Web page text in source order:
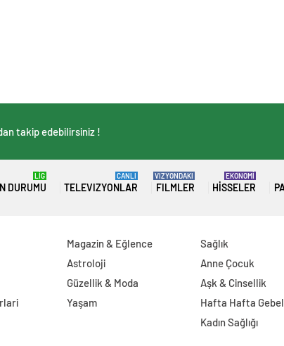
takip edebilirsiniz !
DURUMU
LİG
TELEVIZYONLAR
CANLI
FILMLER
VIZYONDAKI
HISSELER
EKONOMİ
Magazin & Eğlence
Astroloji
Güzellik & Moda
Yaşam
Sağlık
Anne Çocuk
Aşk & Cinsellik
Hafta Hafta
Kadın Sağlığı